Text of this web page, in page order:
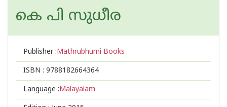
കെ പി സുധീര
Publisher :Mathrubhumi Books
ISBN : 9788182664364
Language :Malayalam